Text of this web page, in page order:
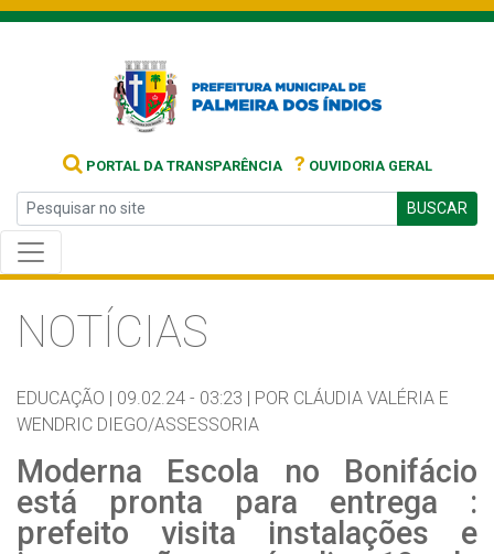
PORTAL DA TRANSPARÊNCIA ? OUVIDORIA GERAL
BUSCAR
NOTÍCIAS
EDUCAÇÃO | 09.02.24 - 03:23 | POR CLÁUDIA VALÉRIA E
WENDRIC DIEGO/ASSESSORIA
Moderna Escola no Bonifácio
está pronta para entrega :
prefeito visita instalações e